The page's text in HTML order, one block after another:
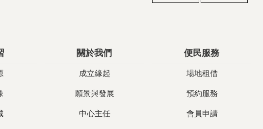
關於我們
成立緣起
願景與發展
中心主任
便民服務
場地租借
預約服務
會員申請